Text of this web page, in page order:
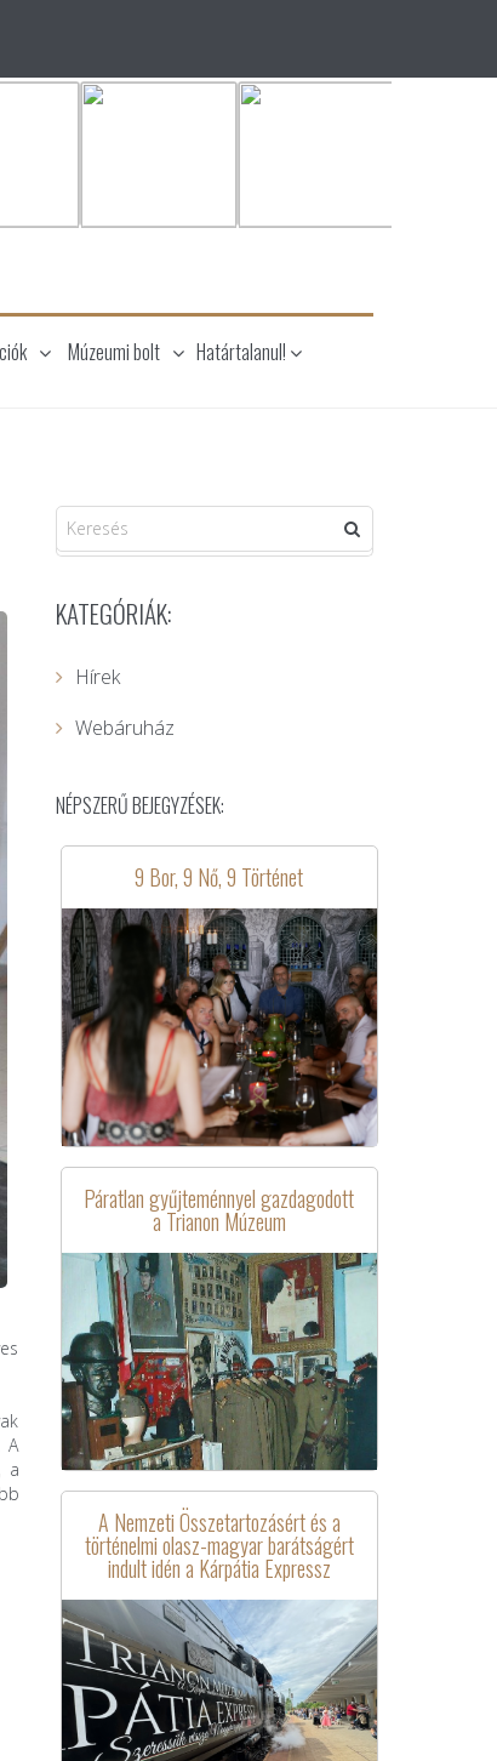
Múzeumi bolt Határtalanul!
A
a
KATEGÓRIÁK:
Hírek
Webáruház
NÉPSZERŰ BEJEGYZÉSEK:
9 Bor, 9 Nő, 9 Történet
Páratlan gyűjteménnyel gazdagodott
a Trianon Múzeum
A Nemzeti Összetartozásért és a
történelmi olasz-magyar barátságért
indult idén a Kárpátia Expressz